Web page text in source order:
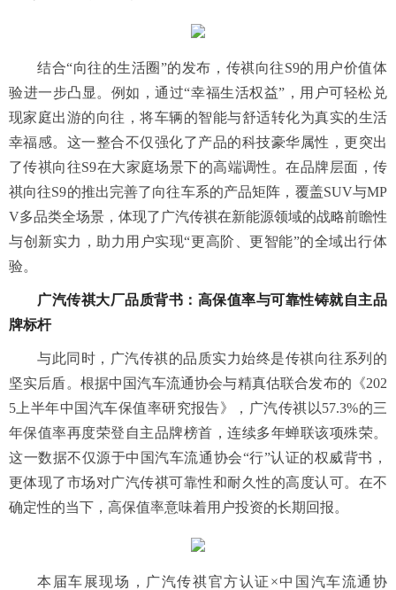
结合“向往的生活圈”的发布，传祺向往S9的用户价值体
验进一步凸显。例如，通过“幸福生活权益”，用户可轻松兑
现家庭出游的向往，将车辆的智能与舒适转化为真实的生活
幸福感。这一整合不仅强化了产品的科技豪华属性，更突出
了传祺向往S9在大家庭场景下的高端调性。在品牌层面，传
祺向往S9的推出完善了向往车系的产品矩阵，覆盖SUV与MP
V多品类全场景，体现了广汽传祺在新能源领域的战略前瞻性
与创新实力，助力用户实现“更高阶、更智能”的全域出行体
验。
广汽传祺大厂品质背书：高保值率与可靠性铸就自主品
牌标杆
与此同时，广汽传祺的品质实力始终是传祺向往系列的
坚实后盾。根据中国汽车流通协会与精真估联合发布的《202
5上半年中国汽车保值率研究报告》，广汽传祺以57.3%的三
年保值率再度荣登自主品牌榜首，连续多年蝉联该项殊荣。
这一数据不仅源于中国汽车流通协会“行”认证的权威背书，
更体现了市场对广汽传祺可靠性和耐久性的高度认可。在不
确定性的当下，高保值率意味着用户投资的长期回报。
本届车展现场，广汽传祺官方认证×中国汽车流通协